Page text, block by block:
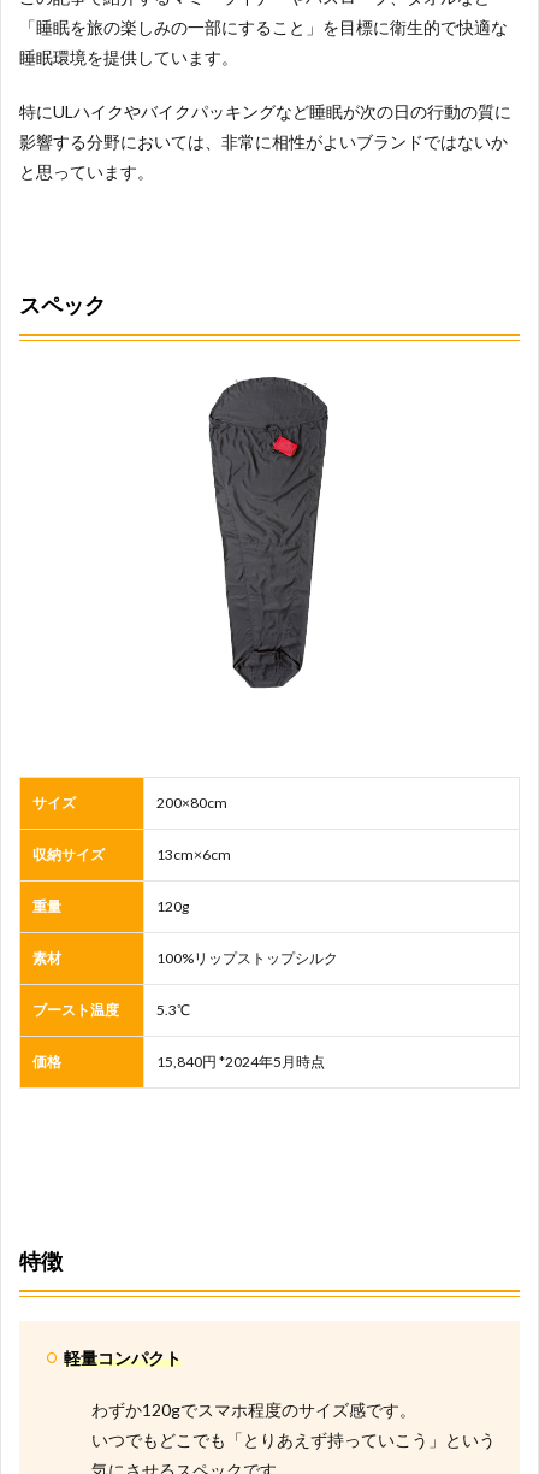
「睡眠を旅の楽しみの一部にすること」を目標に衛生的で快適な
睡眠環境を提供しています。
特にULハイクやバイクパッキングなど睡眠が次の日の行動の質に
影響する分野においては、非常に相性がよいブランドではないか
と思っています。
スペック
サイズ 200×80cm
収納サイズ 13cm×6cm
重量 120g
素材 100%リップストップシルク
ブースト温度 5.3℃
価格 15,840円 *2024年5月時点
特徴
軽量コンパクト
わずか120gでスマホ程度のサイズ感です。
いつでもどこでも「とりあえず持っていこう」という
気にさせるスペックです。